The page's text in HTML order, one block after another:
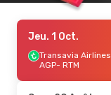
Jeu. 1 Oct.
Transavia Airlines
AGP- RTM